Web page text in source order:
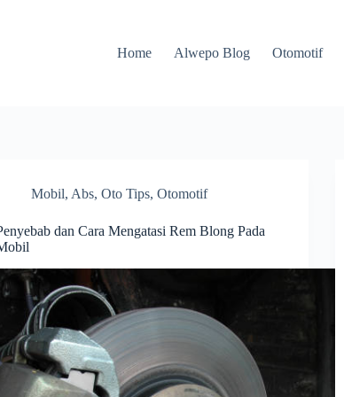
Home
Alwepo Blog Otomotif
Mobil, Abs,Oto Tips,Otomotif
dan Cara Mengatasi Rem Blong Pada